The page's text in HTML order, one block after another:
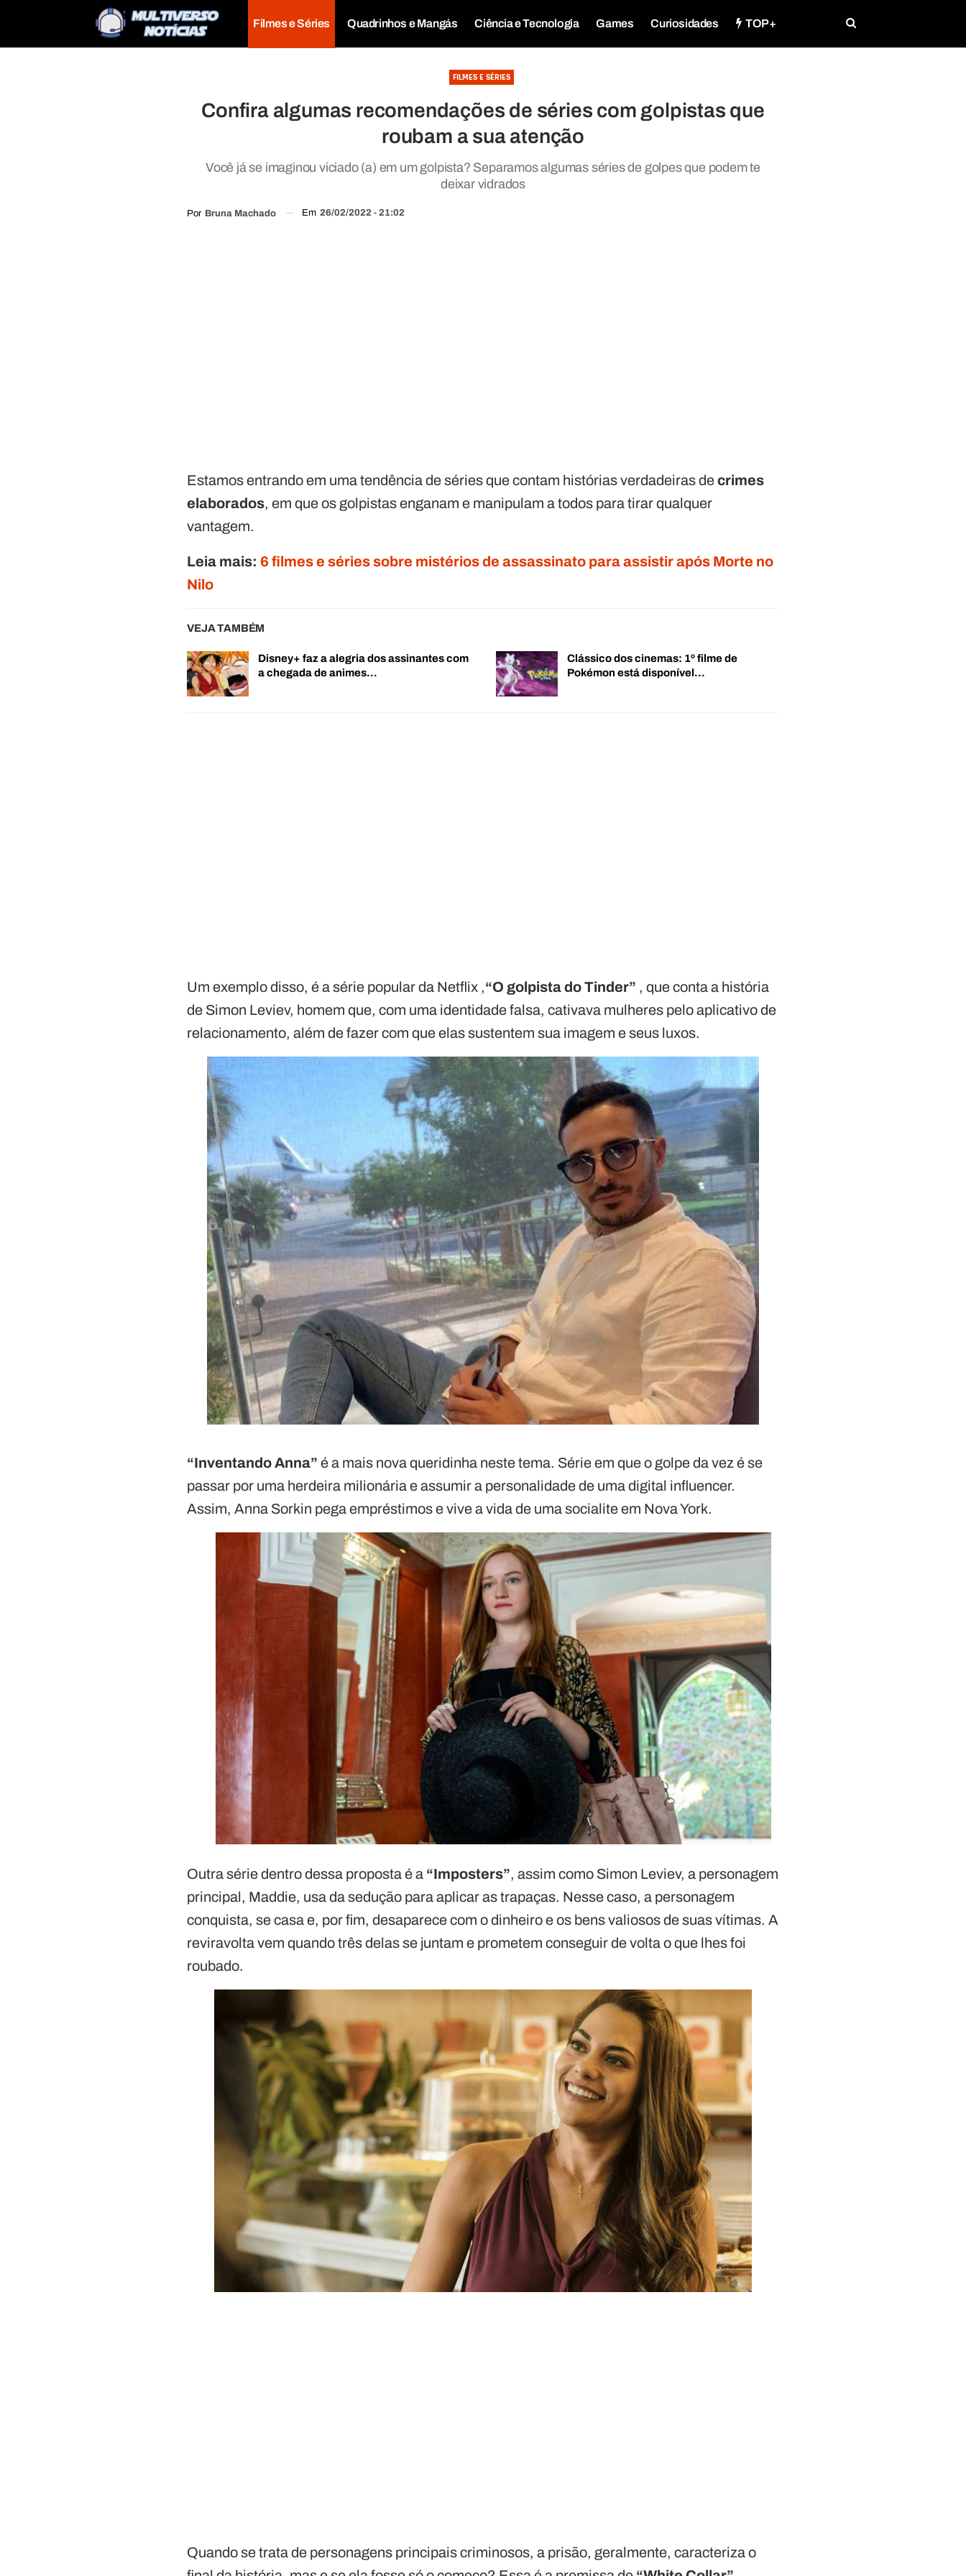
Filmes e Séries Quadrinhos e Mangás Ciência e Tecnologia Games Curiosidades TOP+
FILMES E SÉRIES
Confira algumas recomendações de séries com golpistas que
roubam a sua atenção
Você já se imaginou viciado (a) em um golpista? Separamos algumas séries de golpes que podem te
deixar vidrados
Por Bruna Machado Em 26/02/2022 - 21:02
Estamos entrando em uma tendência de séries que contam histórias verdadeiras decrimes
elaborados, em que os golpistas enganam e manipulam a todos para tirar qualquer
vantagem.
Leia mais: 6 filmes e séries sobre mistérios de assassinato para assistir após Morte no
Nilo
VEJA TAMBÉM
Disney+ faz a alegria dos assinantes com
a chegada de animes…
Clássico dos cinemas: 1º filme de
Pokémon está disponível…
Um exemplo disso, é a série popular da Netflix ,“O golpista do Tinder” , que conta a história
de Simon Leviev, homem que, com uma identidade falsa, cativava mulheres pelo aplicativo de
relacionamento, além de fazer com que elas sustentem sua imagem e seus luxos.
“Inventando Anna” é a mais nova queridinha neste tema. Série em que o golpe da vez é se
passar por uma herdeira milionária e assumir a personalidade de uma digital influencer.
Assim, Anna Sorkin pega empréstimos e vive a vida de uma socialite em Nova York.
Outra série dentro dessa proposta é a “Imposters”, assim como Simon Leviev, a personagem
principal, Maddie, usa da sedução para aplicar as trapaças. Nesse caso, a personagem
conquista, se casa e, por fim, desaparece com o dinheiro e os bens valiosos de suas vítimas. A
reviravolta vem quando três delas se juntam e prometem conseguir de volta o que lhes foi
roubado.
Quando se trata de personagens principais criminosos, a prisão, geralmente, caracteriza o